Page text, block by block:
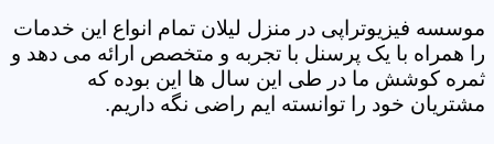
موسسه فیزیوتراپی در منزل لیلان تمام انواع این خدمات
را همراه با یک پرسنل با تجربه و متخصص ارائه می دهد و
ثمره کوشش ما در طی این سال ها این بوده که
مشتریان خود را توانسته ایم راضی نگه داریم.